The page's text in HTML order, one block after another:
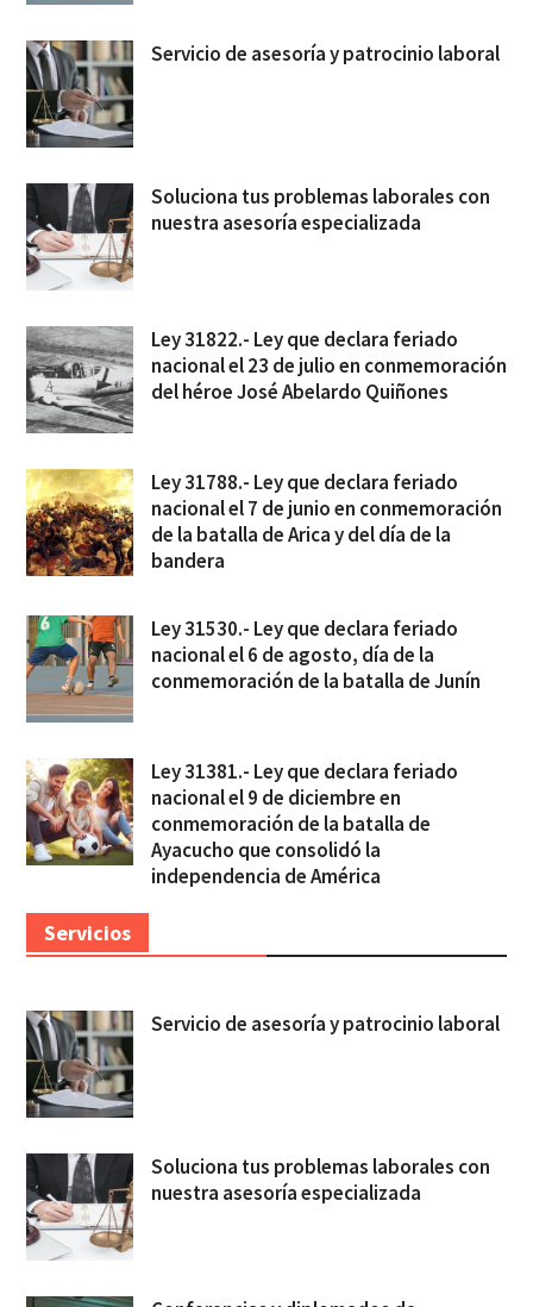
Servicio de asesoría y patrocinio laboral
Soluciona tus problemas laborales con
nuestra asesoría especializada
Ley 31822.- Ley que declara feriado
nacional el 23 de julio en conmemoración
del héroe José Abelardo Quiñones
Ley 31788.- Ley que declara feriado
nacional el 7 de junio en conmemoración
de la batalla de Arica y del día de la
bandera
Ley 31530.- Ley que declara feriado
nacional el 6 de agosto, día de la
conmemoración de la batalla de Junín
Ley 31381.- Ley que declara feriado
nacional el 9 de diciembre en
conmemoración de la batalla de
Ayacucho que consolidó la
independencia de América
Servicios
Servicio de asesoría y patrocinio laboral
Soluciona tus problemas laborales con
nuestra asesoría especializada